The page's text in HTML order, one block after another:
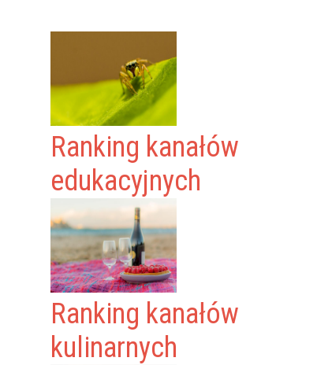
Ranking kanałów
edukacyjnych
Ranking kanałów
kulinarnych